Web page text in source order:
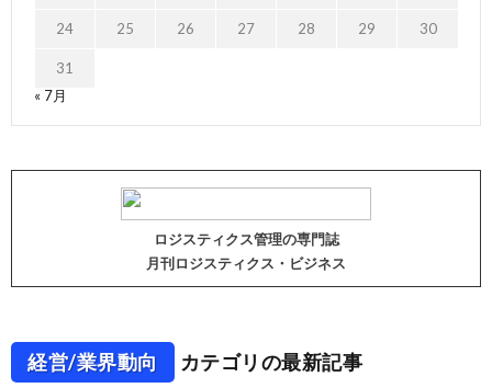
24 25 26 27 28 29 30
31
« 7月
ロジスティクス管理の専門誌
月刊ロジスティクス・ビジネス
経営/業界動向 カテゴリの最新記事